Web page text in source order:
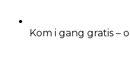
Kom i gang gratis –